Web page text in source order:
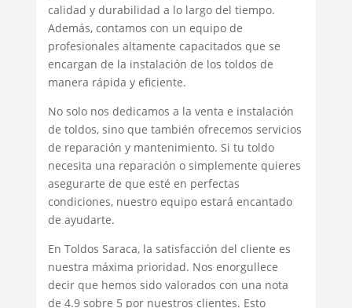
calidad y durabilidad a lo largo del tiempo.
Además, contamos con un equipo de
profesionales altamente capacitados que se
encargan de la instalación de los toldos de
manera rápida y eficiente.
No solo nos dedicamos a la venta e instalación
de toldos, sino que también ofrecemos servicios
de reparación y mantenimiento. Si tu toldo
necesita una reparación o simplemente quieres
asegurarte de que esté en perfectas
condiciones, nuestro equipo estará encantado
de ayudarte.
En Toldos Saraca, la satisfacción del cliente es
nuestra máxima prioridad. Nos enorgullece
decir que hemos sido valorados con una nota
de 4.9 sobre 5 por nuestros clientes. Esto